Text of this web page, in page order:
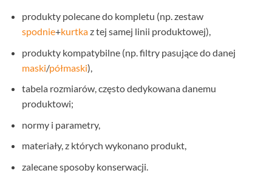
produkty polecane do kompletu (np. zestaw
spodnie+kurtkaz tej samej linii produktowej),
produkty kompatybilne (np. filtry pasujące do danej
maski/półmaski),
tabela rozmiarów, często dedykowana danemu
produktowi;
normy i parametry,
materiały, z których wykonano produkt,
zalecane sposoby konserwacji.